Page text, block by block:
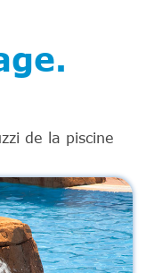
de la piscine